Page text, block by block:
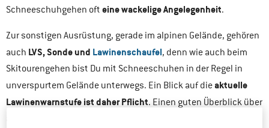
Schneeschuhgehen oft eine wackelige Angelegenheit.
Zur sonstigen Ausrüstung, gerade im alpinen Gelände, gehören
auch LVS, Sonde und Lawinenschaufel, denn wie auch beim
Skitourengehen bist Du mit Schneeschuhen in der Regel in
unverspurtem Gelände unterwegs. Ein Blick auf dieaktuelle
Lawinenwarnstufe ist daher Pflicht. Einen guten Überblick über